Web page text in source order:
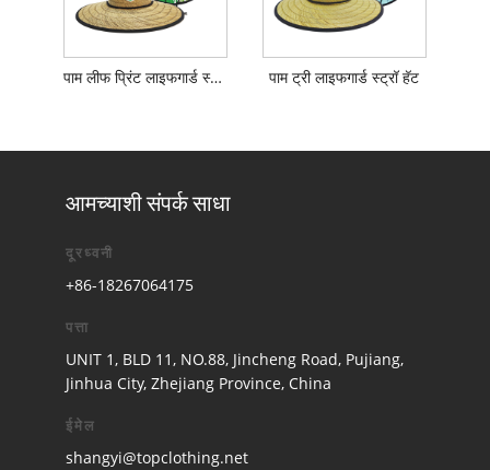
पाम लीफ प्रिंट लाइफगार्ड स्ट्रॉ हॅट पाम ट्री लाइफगार्ड स्ट्रॉ हॅट
आमच्याशी संपर्क साधा
दूरध्वनी
+86-18267064175
पत्ता
UNIT 1, BLD 11, NO.88, Jincheng Road, Pujiang,
Jinhua City, Zhejiang Province, China
ईमेल
shangyi@topclothing.net